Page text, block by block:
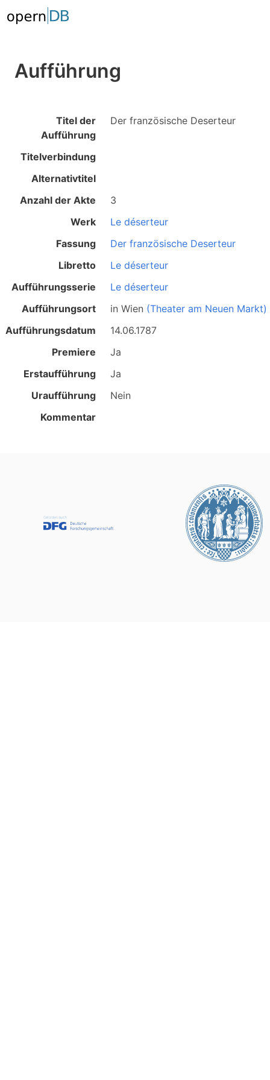
Aufführung
Titel der
Aufführung
Der französische Deserteur
Titelverbindung
Alternativtitel
Anzahl der Akte
3
Werk
Le déserteur
Fassung
Der französische Deserteur
Libretto
Le déserteur
Aufführungsserie
Le déserteur
Aufführungsort
inWien (Theater am Neuen Markt)
Aufführungsdatum
14.06.1787
Premiere
Ja
Erstaufführung
Ja
Uraufführung
Nein
Kommentar